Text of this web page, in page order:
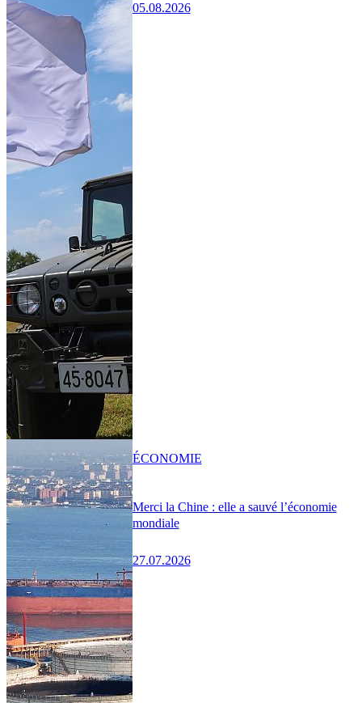
05.08.2026
Merci la Chine : elle a sauvé l’économie
mondiale
27.07.2026
ÉCONOMIE